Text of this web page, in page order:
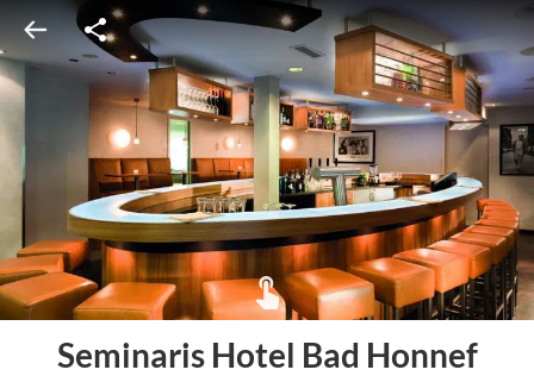
Seminaris Hotel Bad Honnef